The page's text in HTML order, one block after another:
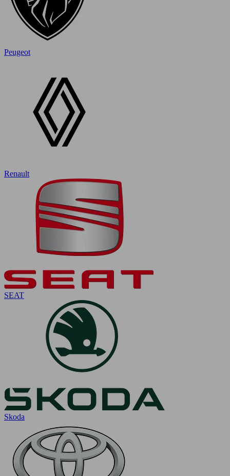
Peugeot
Renault
SEAT
Skoda